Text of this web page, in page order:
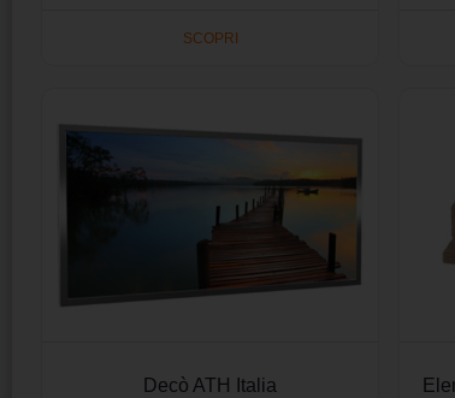
SCOPRI
Decò ATH Italia